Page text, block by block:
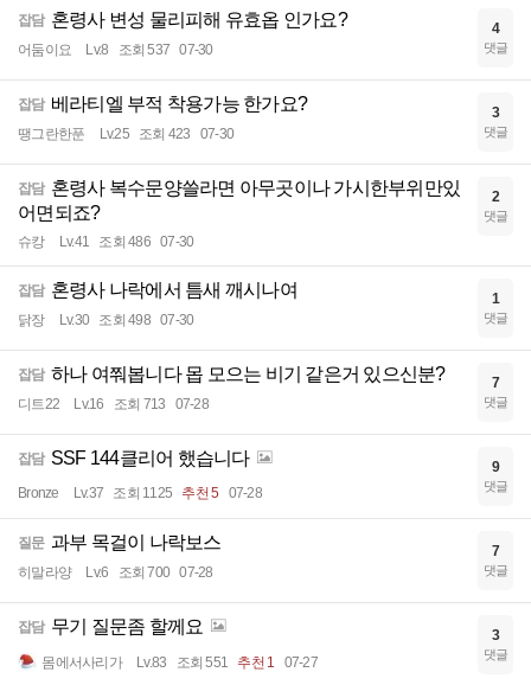
잡담 혼령사 변성 물리피해 유효옵 인가요?
어둠이요 Lv.8 조회 537 07-30
4
댓글
잡담 베라티엘 부적 착용가능 한가요?
땡그란한푼 Lv.25 조회 423 07-30
3
댓글
잡담 혼령사 복수문양쓸라면 아무곳이나 가시한부위만있
어면되죠?
슈캉 Lv.41 조회 486 07-30
2
댓글
잡담 혼령사 나락에서 틈새 깨시나여
닭장 Lv.30 조회 498 07-30
1
댓글
잡담 하나 여쭤봅니다 몹 모으는 비기 같은거 있으신분?
디트22 Lv.16 조회 713 07-28
7
댓글
잡담 SSF 144클리어 했습니다
Bronze Lv.37 조회 1125 추천 5 07-28
9
댓글
질문 과부 목걸이 나락보스
히말라양 Lv.6 조회 700 07-28
7
댓글
잡담 무기 질문좀 할께요
몸에서사리가 Lv.83 조회 551 추천 1 07-27
3
댓글